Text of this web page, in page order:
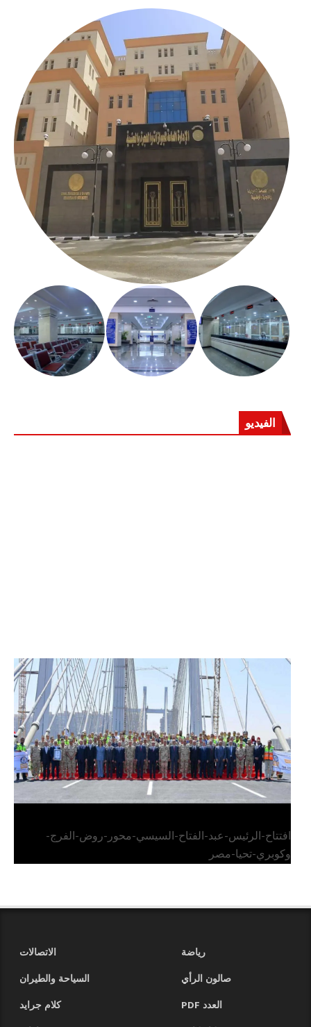
الفيديو
الرئيس عبد الفتاح السيسي يفتتح محور روض الفرج
وكوبري تحيا مصر
افتتاح-الرئيس-عبد-الفتاح-السيسي-محور-روض-الفرج-
وكوبري-تحيا-مصر
رياضة
الاتصالات
صالون الرأي
السياحة والطيران
العدد PDF
كلام جرايد